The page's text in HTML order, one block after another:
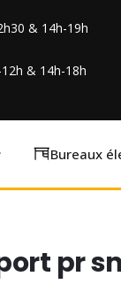
& 14h-19h
12h & 14h-18h
Bureaux
pr